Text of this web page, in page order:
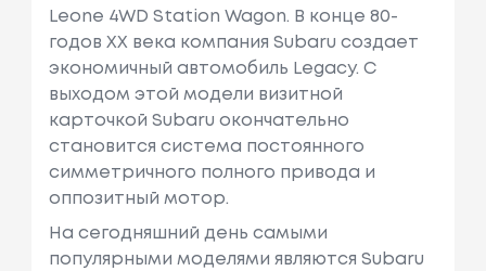
Leone 4WD Station Wagon. В конце 80-
годов XX века компания Subaru создает
экономичный автомобиль Legacy. С
выходом этой модели визитной
карточкой Subaru окончательно
становится система постоянного
симметричного полного привода и
оппозитный мотор.
На сегодняшний день самыми
популярными моделями являются Subaru